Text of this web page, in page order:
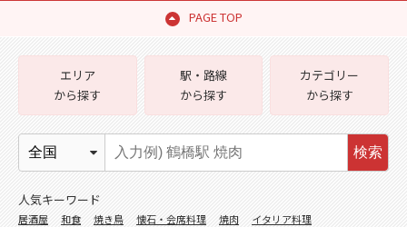
PAGE TOP
エリア
から探す
駅・路線
から探す
カテゴリー
から探す
検索
人気キーワード
居酒屋 和食 焼き鳥 懐石・会席料理 焼肉
イタリア料理